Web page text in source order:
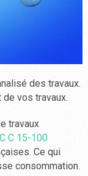
des travaux.
vos travaux.
travaux
C 15-100
Ce qui
consommation.